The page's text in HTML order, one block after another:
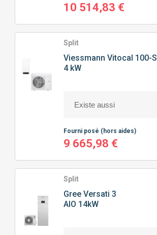
10 514,83 €
Split
Viessmann Vitocal 100-S
4 kW
Fourni posé (hors aides)
9 665,98 €
Split
Gree Versati 3
AIO 14kW